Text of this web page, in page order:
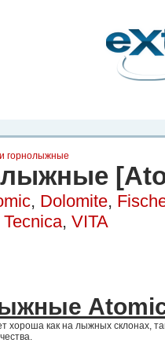
горнолыжные
, Dolomite,
Tecnica, VITA
хороша как на лыжных склонах,